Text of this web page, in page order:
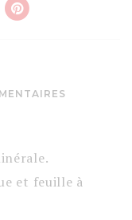
et feuille à